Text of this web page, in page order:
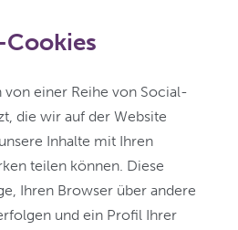
einer Reihe von Social-
die wir auf der Website
Inhalte mit Ihren
teilen können. Diese
Ihren Browser über andere
und ein Profil Ihrer